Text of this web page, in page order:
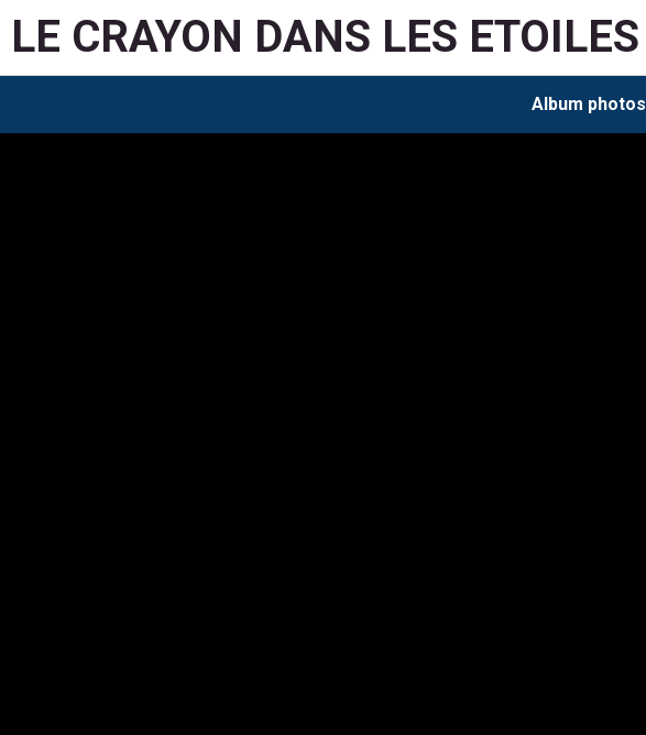
LE CRAYON DANS LES ETOILES
Album photos